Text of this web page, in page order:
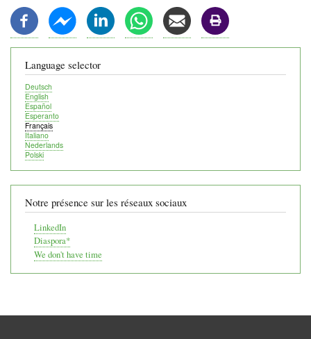
Language selector
Deutsch
English
Español
Esperanto
Français
Italiano
Nederlands
Polski
Notre présence sur les réseaux sociaux
LinkedIn
Diaspora*
We don't have time